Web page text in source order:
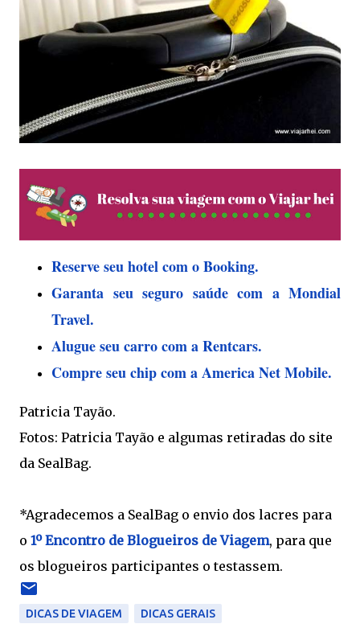
Reserve seu hotel com o Booking.
Garanta seu seguro saúde com a Mondial
Travel.
Alugue seu carro com a Rentcars.
Compre seu chip com a America Net Mobile.
Patricia Tayão.
Fotos: Patricia Tayão e algumas retiradas do site
da SealBag.
*Agradecemos a SealBag o envio dos lacres para
o 1º Encontro de Blogueiros de Viagem, para que
os blogueiros participantes o testassem.
DICAS DE VIAGEM DICAS GERAIS